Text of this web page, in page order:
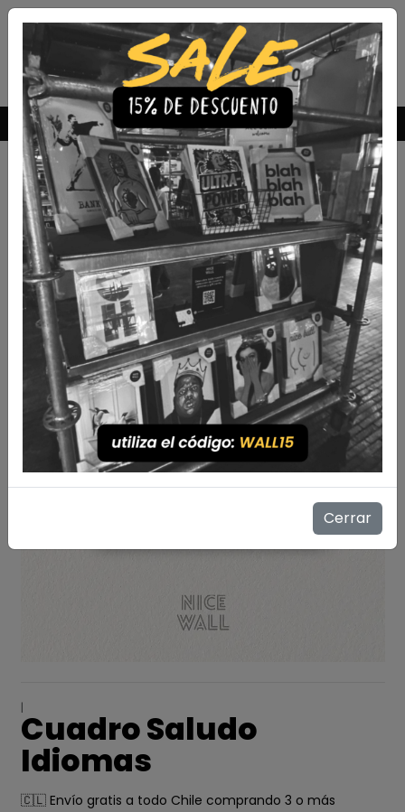
Envío Gratis a todo Chile comprando 3 o más productos
|
Cuadro Saludo
Idiomas
🇨🇱 Envío gratis a todo Chile comprando 3 o más
Cerrar